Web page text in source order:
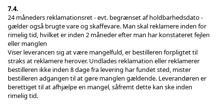
7.4.
24 måneders reklamationsret - evt. begrænset af holdbarhedsdato -
gælder også brugte vare og skaffevare. Man skal reklamere inden for
rimelig tid, hvilket er inden 2 måneder efter man har konstateret fejlen
eller manglen
Viser leverancen sig at være mangelfuld, er bestilleren forpligtet til
straks at reklamere herover. Undlades reklamation eller reklamerer
bestilleren ikke inden 8 dage fra levering har fundet sted, mister
bestilleren adgangen til at gøre manglen gældende. Leverandøren er
berettiget til at afhjælpe en mangel, såfremt dette kan ske inden
rimelig tid.